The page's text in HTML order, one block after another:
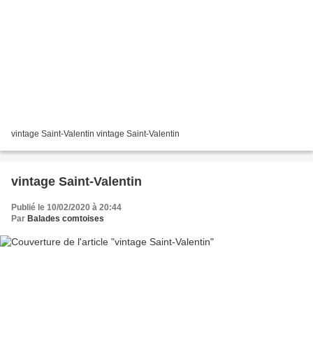
vintage Saint-Valentin vintage Saint-Valentin
vintage Saint-Valentin
Publié le 10/02/2020 à 20:44
Par Balades comtoises